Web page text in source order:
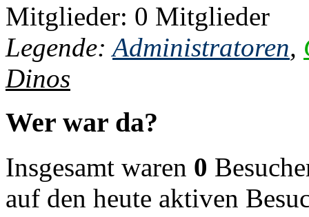
Mitglieder: 0 Mitglieder
Legende: Administratoren,
Dinos
Wer war da?
Insgesamt waren 0
auf den heute aktiven